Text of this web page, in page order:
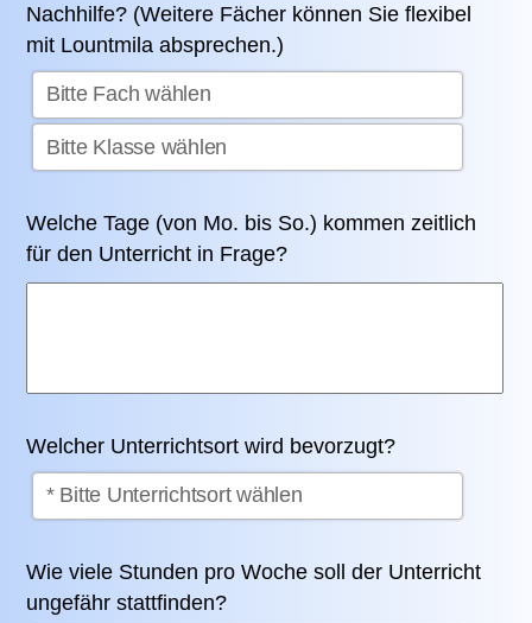
Nachhilfe? (Weitere Fächer können Sie flexibel
mit Lountmila absprechen.)
Welche Tage (von Mo. bis So.) kommen zeitlich
für den Unterricht in Frage?
Welcher Unterrichtsort wird bevorzugt?
Wie viele Stunden pro Woche soll der Unterricht
ungefähr stattfinden?